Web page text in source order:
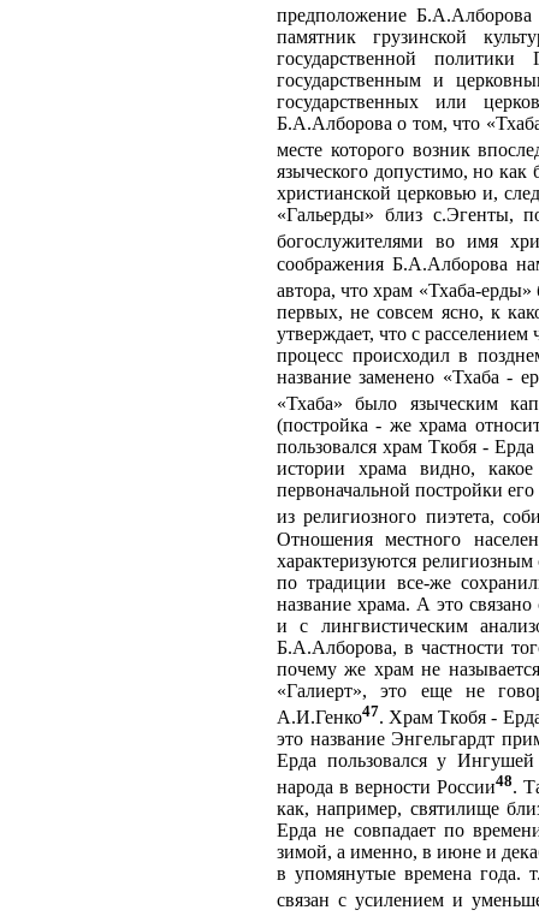
предположение
памятник грузинской
государственной
государственным и
государственных или
Б.А.Алборова о том, что
месте которого возник
языческого допустимо, но как
христианской церковью и,
«Гальерды» близ с.Эгенты,
богослужителями во имя
соображения Б.А.Алборова
автора, что храм «Тхаба-
первых, не совсем ясно, к
утверждает, что с
процесс происходил в
название заменено «Тхаба -
«Тхаба» было языческим
(постройка - же храма
пользовался храм Ткобя -
истории храма видно,
первоначальной постройки
из религиозного пиэтета,
Отношения местного
характеризуются
по традиции все-же
название храма. А это
и с лингвистическим
Б.А.Алборова, в частности
почему же храм не
«Галиерт», это еще не
А.И.Генко47. Храм Ткобя -
это название Энгельгардт
Ерда пользовался у
народа в верности России48.
как, например, святилище
Ерда не совпадает по
зимой, а именно, в июне и
в упомянутые времена года.
связан с усилением и